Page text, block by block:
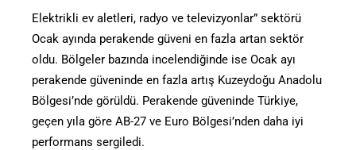
Elektrikli ev aletleri, radyo ve televizyonlar” sektörü
Ocak ayında perakende güveni en fazla artan sektör
oldu. Bölgeler bazında incelendiğinde ise Ocak ayı
perakende güveninde en fazla artış Kuzeydoğu Anadolu
Bölgesi’nde görüldü. Perakende güveninde Türkiye,
geçen yıla göre AB-27 ve Euro Bölgesi’nden daha iyi
performans sergiledi.